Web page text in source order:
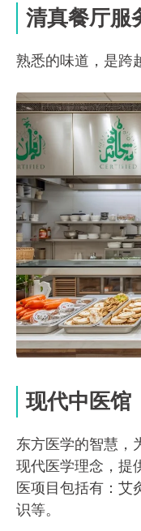
清真餐厅服
熟悉的味道，是跨
现代中医馆
东方医学的智慧，
现代医学理念，提
医项目包括有：艾
识等。